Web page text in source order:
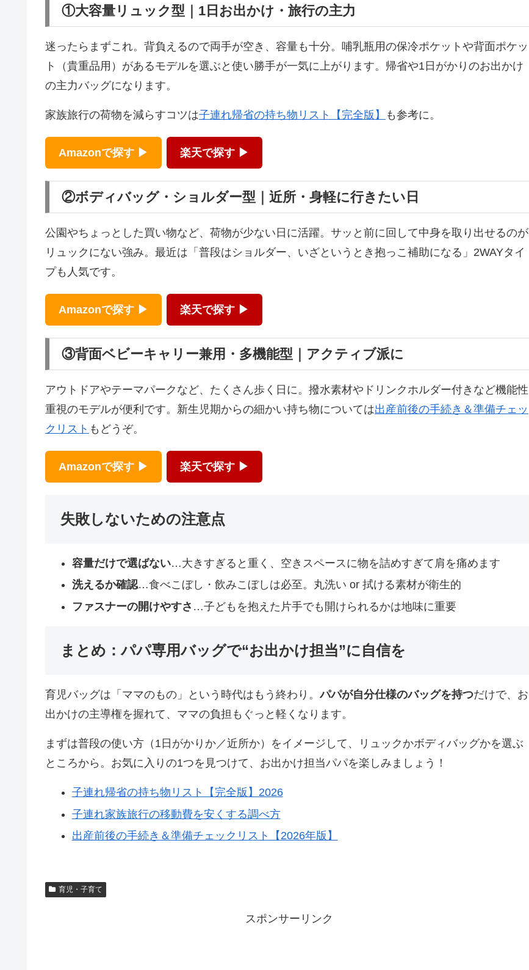
①大容量リュック型｜1日お出かけ・旅行の主力
迷ったらまずこれ。背負えるので両手が空き、容量も十分。哺乳瓶用の保冷ポケットや背面ポケッ
ト（貴重品用）があるモデルを選ぶと使い勝手が一気に上がります。帰省や1日がかりのお出かけ
の主力バッグになります。
家族旅行の荷物を減らすコツは子連れ帰省の持ち物リスト【完全版】 も参考に。
Amazonで探す ▶ 楽天で探す ▶
②ボディバッグ・ショルダー型｜近所・身軽に行きたい日
公園やちょっとした買い物など、荷物が少ない日に活躍。サッと前に回して中身を取り出せるのが
リュックにない強み。最近は「普段はショルダー、いざというとき抱っこ補助になる」2WAYタイ
プも人気です。
Amazonで探す ▶ 楽天で探す ▶
③背面ベビーキャリー兼用・多機能型｜アクティブ派に
アウトドアやテーマパークなど、たくさん歩く日に。撥水素材やドリンクホルダー付きなど機能性
重視のモデルが便利です。新生児期からの細かい持ち物については出産前後の手続き＆準備チェッ
クリスト もどうぞ。
Amazonで探す ▶ 楽天で探す ▶
失敗しないための注意点
容量だけで選ばない…大きすぎると重く、空きスペースに物を詰めすぎて肩を痛めます
洗えるか確認…食べこぼし・飲みこぼしは必至。丸洗い or 拭ける素材が衛生的
ファスナーの開けやすさ …子どもを抱えた片手でも開けられるかは地味に重要
まとめ：パパ専用バッグで“お出かけ担当”に自信を
育児バッグは「ママのもの」という時代はもう終わり。パパが自分仕様のバッグを持つだけで、お
出かけの主導権を握れて、ママの負担もぐっと軽くなります。
まずは普段の使い方（1日がかりか／近所か）をイメージして、リュックかボディバッグかを選ぶ
ところから。お気に入りの1つを見つけて、お出かけ担当パパを楽しみましょう！
子連れ帰省の持ち物リスト【完全版】2026
子連れ家族旅行の移動費を安くする調べ方
出産前後の手続き＆準備チェックリスト【2026年版】
育児・子育て
スポンサーリンク